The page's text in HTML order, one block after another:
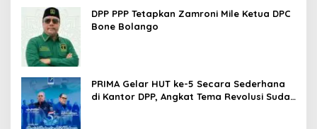
DPP PPP Tetapkan Zamroni Mile Ketua DPC
Bone Bolango
PRIMA Gelar HUT ke-5 Secara Sederhana
di Kantor DPP, Angkat Tema Revolusi Sudah